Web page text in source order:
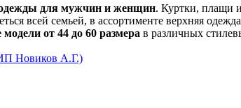
для мужчин и женщин. Куртки, плащи
всей семьей, в ассортименте верхняя
от 44 до 60 размера в различных
Новиков А.Г.)